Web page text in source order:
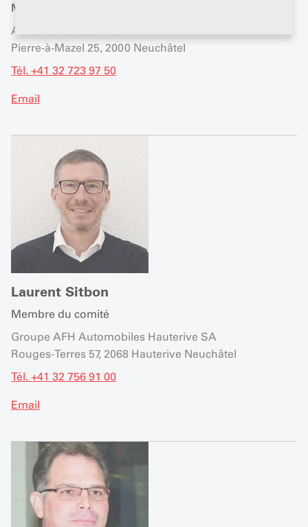
Membre du comité
Automobiles Senn SA
Pierre-à-Mazel 25, 2000 Neuchâtel
Tél. +41 32 723 97 50
Email
Laurent Sitbon
Membre du comité
Groupe AFH Automobiles Hauterive SA
Rouges-Terres 57, 2068 Hauterive Neuchâtel
Tél. +41 32 756 91 00
Email